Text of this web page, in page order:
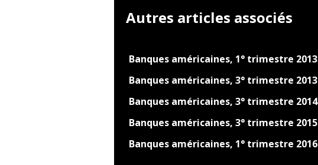
Autres articles associés
Banques américaines, 1° trimestre 2013
Banques américaines, 3° trimestre 2013
Banques américaines, 3° trimestre 2014
Banques américaines, 3° trimestre 2015
Banques américaines, 1° trimestre 2016